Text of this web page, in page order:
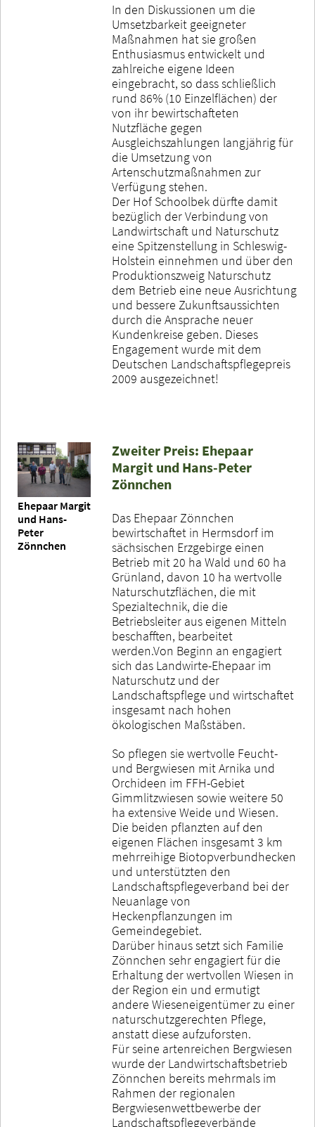
In den Diskussionen um die
Umsetzbarkeit geeigneter
Maßnahmen hat sie großen
Enthusiasmus entwickelt und
zahlreiche eigene Ideen
eingebracht, so dass schließlich
rund 86% (10 Einzelflächen) der
von ihr bewirtschafteten
Nutzfläche gegen
Ausgleichszahlungen langjährig für
die Umsetzung von
Artenschutzmaßnahmen zur
Verfügung stehen.
Der Hof Schoolbek dürfte damit
bezüglich der Verbindung von
Landwirtschaft und Naturschutz
eine Spitzenstellung in Schleswig-
Holstein einnehmen und über den
Produktionszweig Naturschutz
dem Betrieb eine neue Ausrichtung
und bessere Zukunftsaussichten
durch die Ansprache neuer
Kundenkreise geben. Dieses
Engagement wurde mit dem
Deutschen Landschaftspflegepreis
2009 ausgezeichnet!
Ehepaar Margit
und Hans-
Peter
Zönnchen
Zweiter Preis: Ehepaar
Margit und Hans-Peter
Zönnchen
Das Ehepaar Zönnchen
bewirtschaftet in Hermsdorf im
sächsischen Erzgebirge einen
Betrieb mit 20 ha Wald und 60 ha
Grünland, davon 10 ha wertvolle
Naturschutzflächen, die mit
Spezialtechnik, die die
Betriebsleiter aus eigenen Mitteln
beschafften, bearbeitet
werden.Von Beginn an engagiert
sich das Landwirte-Ehepaar im
Naturschutz und der
Landschaftspflege und wirtschaftet
insgesamt nach hohen
ökologischen Maßstäben.
So pflegen sie wertvolle Feucht-
und Bergwiesen mit Arnika und
Orchideen im FFH-Gebiet
Gimmlitzwiesen sowie weitere 50
ha extensive Weide und Wiesen.
Die beiden pflanzten auf den
eigenen Flächen insgesamt 3 km
mehrreihige Biotopverbundhecken
und unterstützten den
Landschaftspflegeverband bei der
Neuanlage von
Heckenpflanzungen im
Gemeindegebiet.
Darüber hinaus setzt sich Familie
Zönnchen sehr engagiert für die
Erhaltung der wertvollen Wiesen in
der Region ein und ermutigt
andere Wieseneigentümer zu einer
naturschutzgerechten Pflege,
anstatt diese aufzuforsten.
Für seine artenreichen Bergwiesen
wurde der Landwirtschaftsbetrieb
Zönnchen bereits mehrmals im
Rahmen der regionalen
Bergwiesenwettbewerbe der
Landschaftspflegeverbände